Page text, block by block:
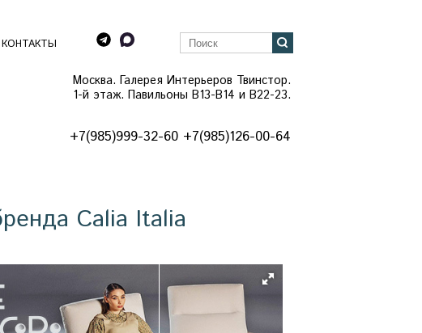
КОНТАКТЫ
+7(985)999-32-60 +7(985)126-00-64
Москва. Галерея Интерьеров Твинстор.
1-й этаж. Павильоны B13-B14 и В22-23.
Calia Italia